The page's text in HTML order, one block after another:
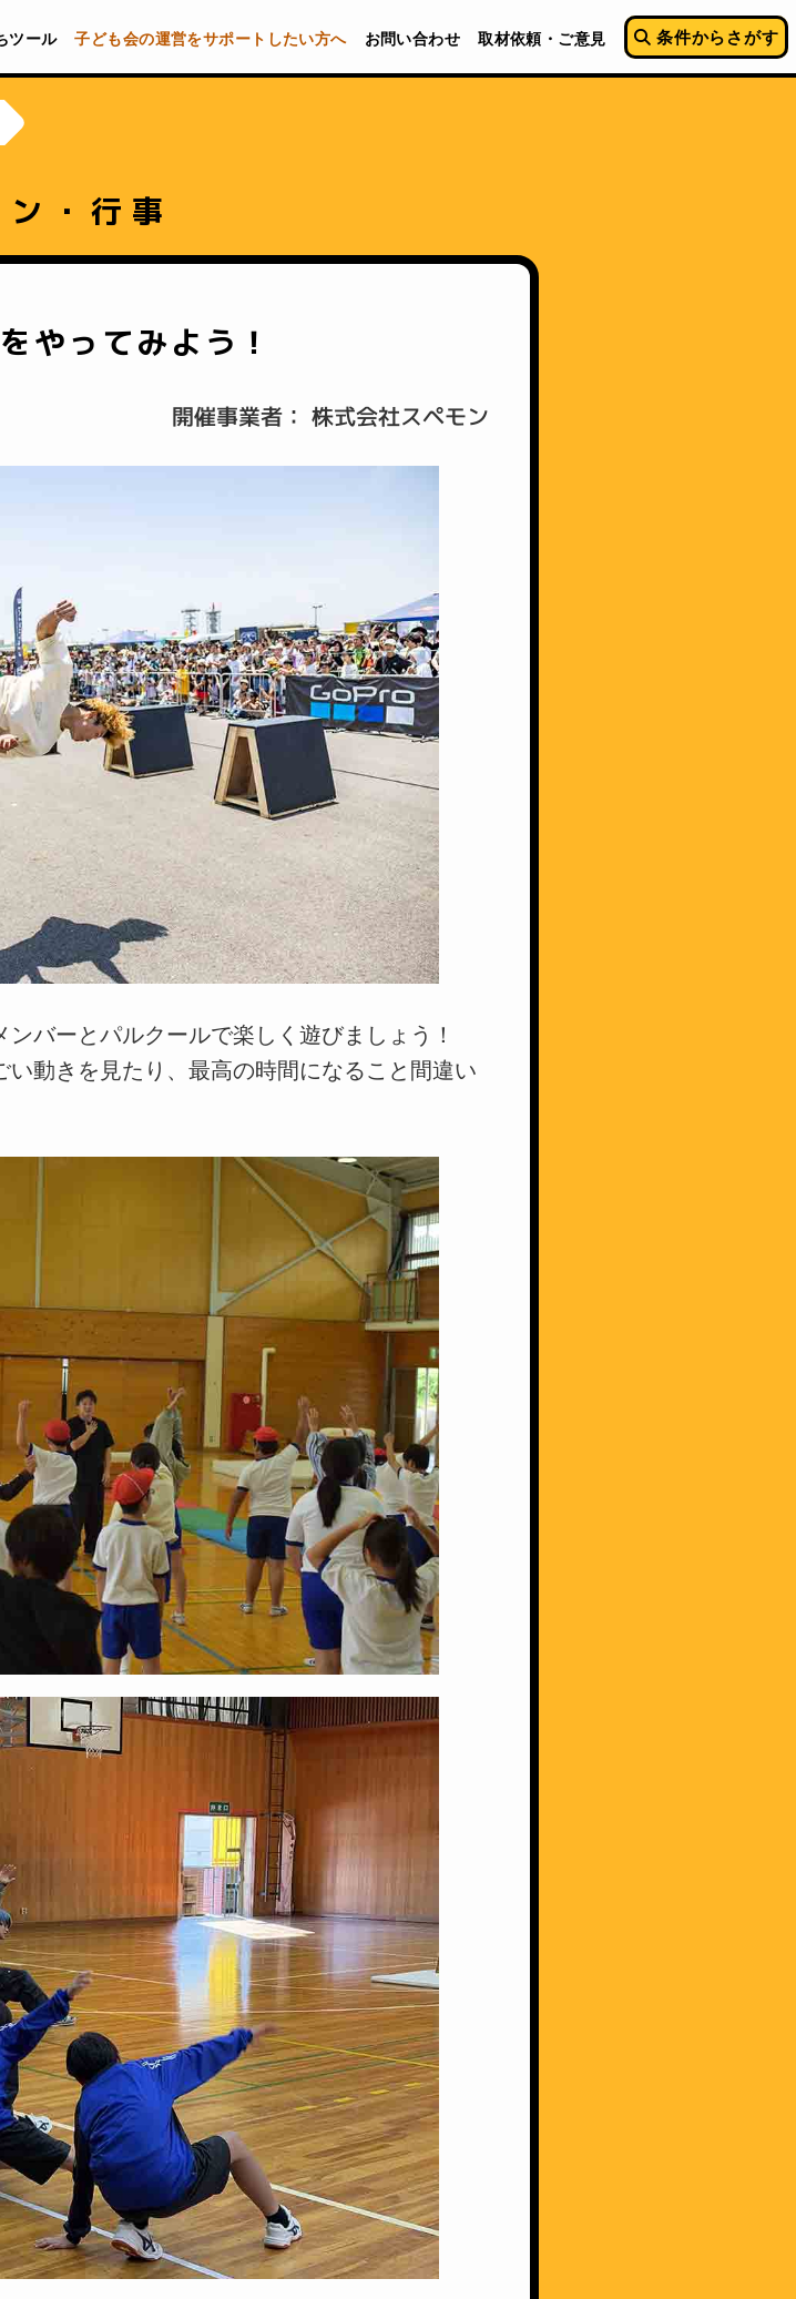
ツール 子ども会の運営をサポートしたい方へ お問い合わせ 取材依頼・ご意見 条件からさがす
・行事
やってみよう！
開催事業者： 株式会社スペモン
バーとパルクールで楽しく遊びましょう！
動きを見たり、最高の時間になること間違い